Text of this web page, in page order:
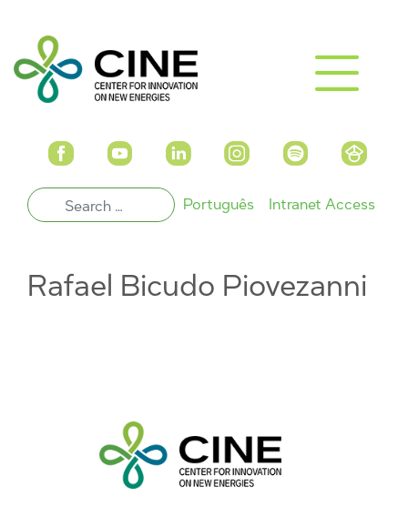
Português Intranet Access
Rafael Bicudo Piovezanni